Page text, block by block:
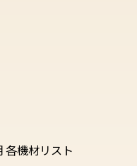
各機材リスト